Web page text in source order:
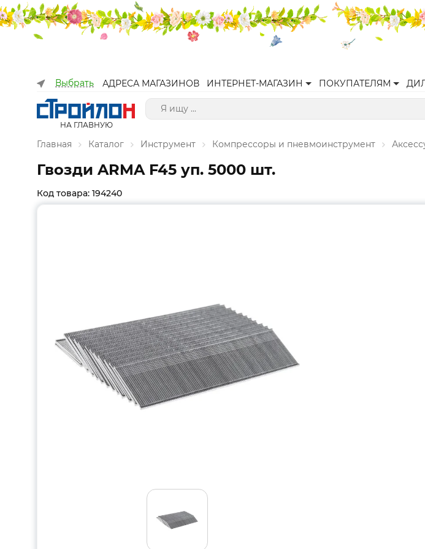
Выбрать АДРЕСА МАГАЗИНОВ ИНТЕРНЕТ-МАГАЗИН ПОКУПАТЕЛЯМ
НА ГЛАВНУЮ
Главная Каталог Инструмент Компрессоры и пневмоинструмент
Гвозди ARMA F45 уп. 5000 шт.
Код товара: 194240